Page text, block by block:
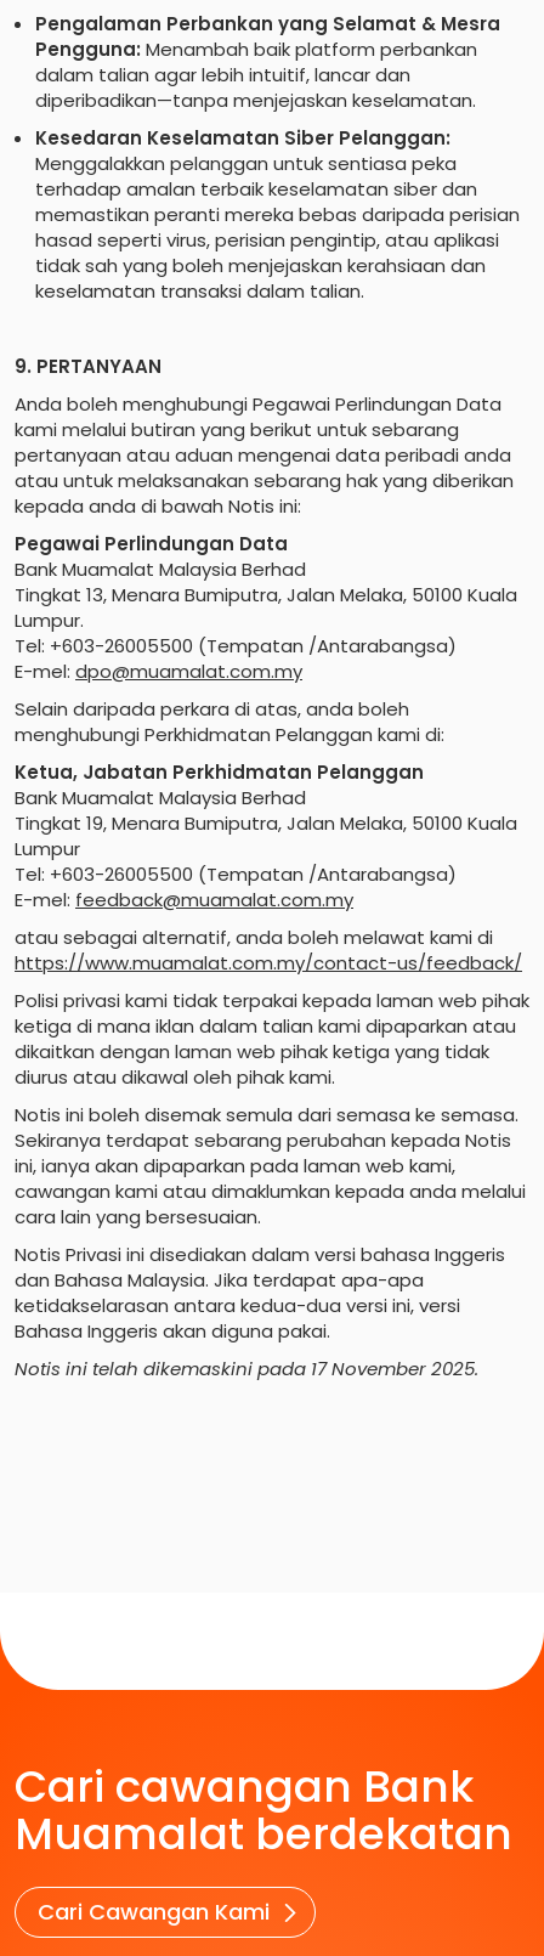
Pengalaman Perbankan yang Selamat & Mesra
Pengguna: Menambah baik platform perbankan
dalam talian agar lebih intuitif, lancar dan
diperibadikan—tanpa menjejaskan keselamatan.
Kesedaran Keselamatan Siber Pelanggan:
Menggalakkan pelanggan untuk sentiasa peka
terhadap amalan terbaik keselamatan siber dan
memastikan peranti mereka bebas daripada perisian
hasad seperti virus, perisian pengintip, atau aplikasi
tidak sah yang boleh menjejaskan kerahsiaan dan
keselamatan transaksi dalam talian.
9. PERTANYAAN
Anda boleh menghubungi Pegawai Perlindungan Data
kami melalui butiran yang berikut untuk sebarang
pertanyaan atau aduan mengenai data peribadi anda
atau untuk melaksanakan sebarang hak yang diberikan
kepada anda di bawah Notis ini:
Pegawai Perlindungan Data
Bank Muamalat Malaysia Berhad
Tingkat 13, Menara Bumiputra, Jalan Melaka, 50100 Kuala
Lumpur.
Tel: +603-26005500 (Tempatan /Antarabangsa)
E-mel: dpo@muamalat.com.my
Selain daripada perkara di atas, anda boleh
menghubungi Perkhidmatan Pelanggan kami di:
Ketua, Jabatan Perkhidmatan Pelanggan
Bank Muamalat Malaysia Berhad
Tingkat 19, Menara Bumiputra, Jalan Melaka, 50100 Kuala
Lumpur
Tel: +603-26005500 (Tempatan /Antarabangsa)
E-mel: feedback@muamalat.com.my
atau sebagai alternatif, anda boleh melawat kami di
https://www.muamalat.com.my/contact-us/feedback/
Polisi privasi kami tidak terpakai kepada laman web pihak
ketiga di mana iklan dalam talian kami dipaparkan atau
dikaitkan dengan laman web pihak ketiga yang tidak
diurus atau dikawal oleh pihak kami.
Notis ini boleh disemak semula dari semasa ke semasa.
Sekiranya terdapat sebarang perubahan kepada Notis
ini, ianya akan dipaparkan pada laman web kami,
cawangan kami atau dimaklumkan kepada anda melalui
cara lain yang bersesuaian.
Notis Privasi ini disediakan dalam versi bahasa Inggeris
dan Bahasa Malaysia. Jika terdapat apa-apa
ketidakselarasan antara kedua-dua versi ini, versi
Bahasa Inggeris akan diguna pakai.
Notis ini telah dikemaskini pada 17 November 2025.
Cari cawangan Bank
Muamalat berdekatan
Cari Cawangan Kami